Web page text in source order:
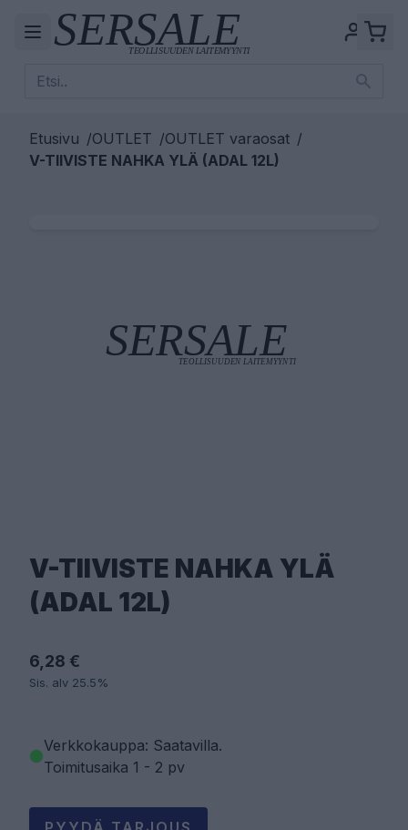
Etusivu /OUTLET /OUTLET varaosat /
V-TIIVISTE NAHKA YLÄ (ADAL 12L)
V-TIIVISTE NAHKA YLÄ
(ADAL 12L)
6,28 €
Sis. alv 25.5%
Verkkokauppa: Saatavilla.
Toimitusaika 1 - 2 pv